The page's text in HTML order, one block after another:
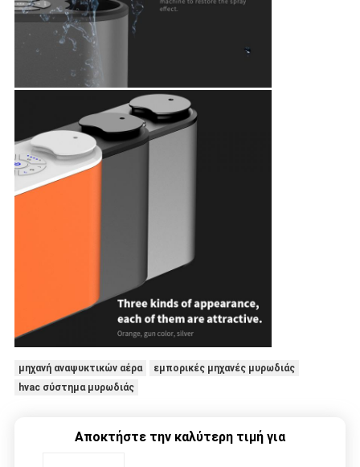
μηχανή αναψυκτικών αέρα
εμπορικές μηχανές μυρωδιάς
hvac σύστημα μυρωδιάς
Αποκτήστε την καλύτερη τιμή για